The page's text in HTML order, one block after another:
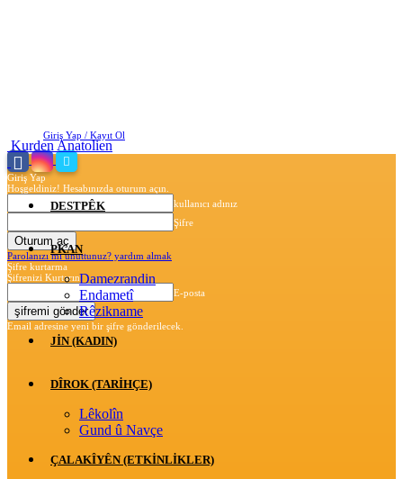
Giriş Yap / Kayıt Ol
Giriş Yap
Hoşgeldiniz! Hesabınızda oturum açın.
kullanıcı adınız
Şifre
Parolanızı mı unuttunuz? yardım almak
Şifre kurtarma
Şifrenizi Kurtarın
E-posta
Email adresine yeni bir şifre gönderilecek.
Kurden Anatolien
DESTPÊK
PKAN
Damezrandin
Endametî
Rêzikname
JİN (KADIN)
DÎROK (TARİHÇE)
Lêkolîn
Gund û Navçe
ÇALAKÎYÊN (ETKINLIKLER)